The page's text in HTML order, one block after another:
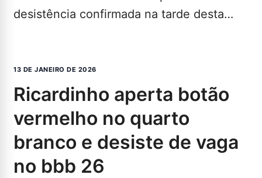
desistência confirmada na tarde desta
13 DE JANEIRO DE 2026
ricardinho aperta botão
vermelho no quarto
branco e desiste de vaga
no bbb 26